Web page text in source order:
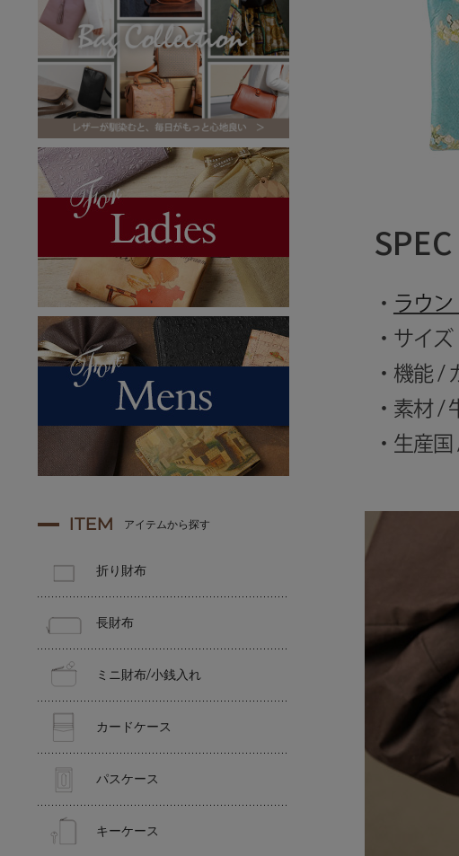
ITEM アイテムから探す
折り財布
長財布
ミニ財布/小銭入れ
カードケース
パスケース
キーケース
SPEC
・ ラウン
・サイ
・機能 /
・素材 /
・生産